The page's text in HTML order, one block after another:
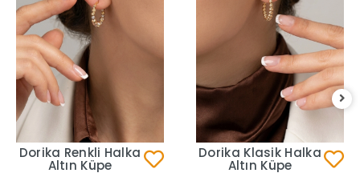
Dorika Renkli Halka
Altın Küpe
Dorika Klasik Halka
Altın Küpe